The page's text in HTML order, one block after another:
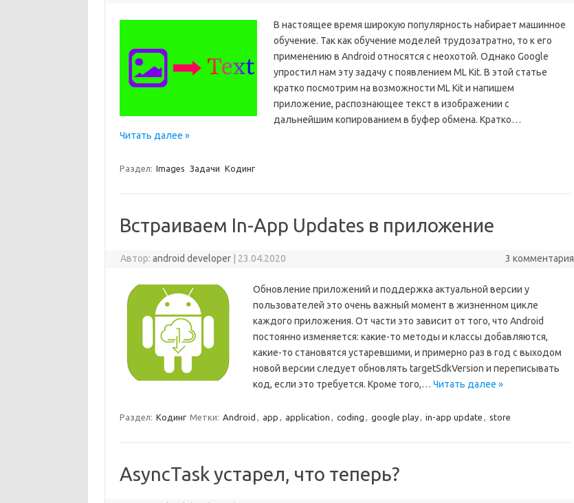
В настоящее время широкую популярность набирает машинное
обучение. Так как обучение моделей трудозатратно, то к его
применению в Android относятся с неохотой. Однако Google
упростил нам эту задачу с появлением ML Kit. В этой статье
кратко посмотрим на возможности ML Kit и напишем
приложение, распознающее текст в изображении с
дальнейшим копированием в буфер обмена. Кратко…
Читать далее »
Раздел: Images Задачи Кодинг
Встраиваем In-App Updates в приложение
Автор:android developer 23.04.2020 3 комментария
Обновление приложений и поддержка актуальной версии у
пользователей это очень важный момент в жизненном цикле
каждого приложения. От части это зависит от того, что Android
постоянно изменяется: какие-то методы и классы добавляются,
какие-то становятся устаревшими, и примерно раз в год с выходом
новой версии следует обновлять targetSdkVersion и переписывать
код, если это требуется. Кроме того,… Читать далее »
Раздел: Кодинг Метки: Android , app , application , coding , google play, in-app update , store
AsyncTask устарел, что теперь?